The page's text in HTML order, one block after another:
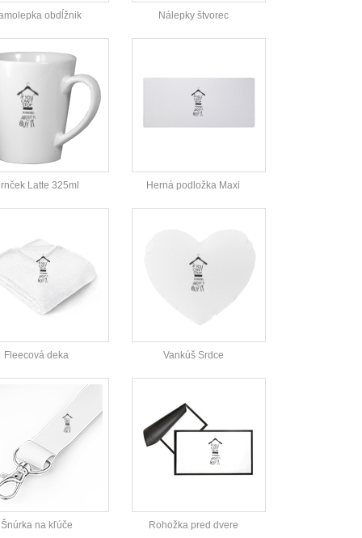
obdĺžnik Nálepky štvorec
Latte 325ml Herná podložka Maxi
Fleecová deka Vankúš Srdce
Šnúrka na kľúče Rohožka pred dvere